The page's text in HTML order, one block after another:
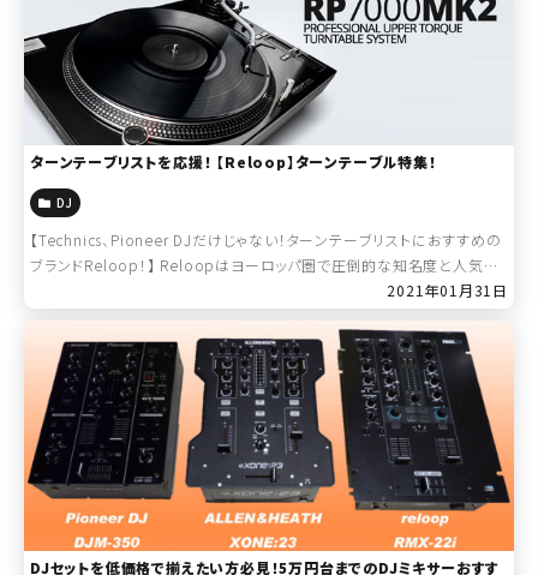
ターンテーブリストを応援！ 【Reloop】ターンテーブル特集！
DJ
【Technics、Pioneer DJだけじゃない！ターンテーブリストにおすすめの
ブランドReloop！】 Reloopはヨーロッパ圏で圧倒的な知名度と人気を
誇るDJ機器ブランドです。最先端の技術を取り入れ、堅牢なター […]
2021年01月31日
DJセットを低価格で揃えたい方必見！5万円台までのDJミキサーおすす